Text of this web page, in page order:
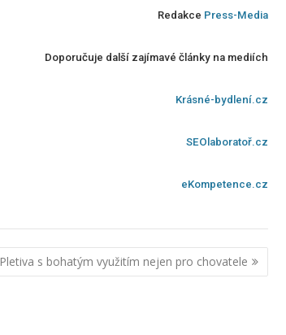
Redakce Press-Media
Doporučuje další zajímavé články na mediích
Krásné-bydlení.cz
SEOlaboratoř.cz
eKompetence.cz
Pletiva s bohatým využitím nejen pro chovatele